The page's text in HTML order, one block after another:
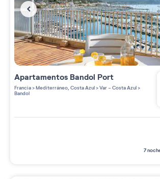
Apartamentos Bandol Port
Francia>Mediterráneo, Costa Azul>Var - Costa Azul>
Bandol
7